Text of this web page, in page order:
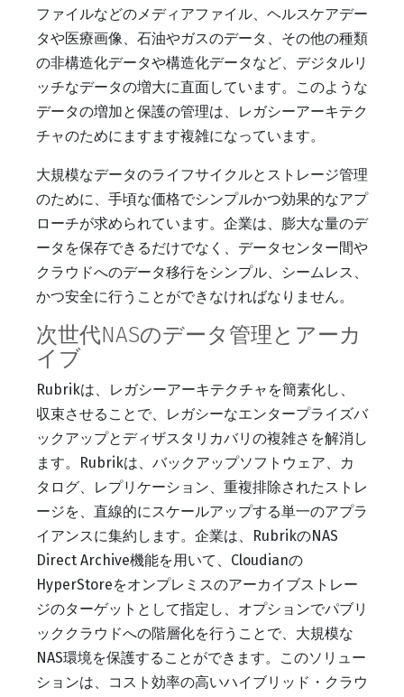
ファイルなどのメディアファイル、ヘルスケアデー
タや医療画像、石油やガスのデータ、その他の種類
の非構造化データや構造化データなど、デジタルリ
ッチなデータの増大に直面しています。このような
データの増加と保護の管理は、レガシーアーキテク
チャのためにますます複雑になっています。
大規模なデータのライフサイクルとストレージ管理
のために、手頃な価格でシンプルかつ効果的なアプ
ローチが求められています。企業は、膨大な量のデ
ータを保存できるだけでなく、データセンター間や
クラウドへのデータ移行をシンプル、シームレス、
かつ安全に行うことができなければなりません。
次世代NASのデータ管理とアーカ
イブ
Rubrikは、レガシーアーキテクチャを簡素化し、
収束させることで、レガシーなエンタープライズバ
ックアップとディザスタリカバリの複雑さを解消し
ます。Rubrikは、バックアップソフトウェア、カ
タログ、レプリケーション、重複排除されたストレ
ージを、直線的にスケールアップする単一のアプラ
イアンスに集約します。企業は、RubrikのNAS
Direct Archive機能を用いて、Cloudianの
HyperStoreをオンプレミスのアーカイブストレー
ジのターゲットとして指定し、オプションでパブリ
ッククラウドへの階層化を行うことで、大規模な
NAS環境を保護することができます。このソリュー
ションは、コスト効率の高いハイブリッド・クラウ